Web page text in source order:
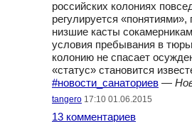
российских колониях
регулируется
низшие касты
условия пребывания в
колонию не спасает
«статус» становится
#новости_санаториев —
tangero 17:10 01.06.2015
13 комментариев